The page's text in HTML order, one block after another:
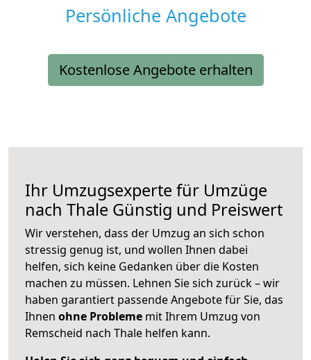
Persönliche Angebote
Kostenlose Angebote erhalten
Ihr Umzugsexperte für Umzüge
nach Thale Günstig und Preiswert
Wir verstehen, dass der Umzug an sich schon
stressig genug ist, und wollen Ihnen dabei
helfen, sich keine Gedanken über die Kosten
machen zu müssen. Lehnen Sie sich zurück – wir
haben garantiert passende Angebote für Sie, das
Ihnen ohne Probleme mit Ihrem Umzug von
Remscheid nach Thale helfen kann.